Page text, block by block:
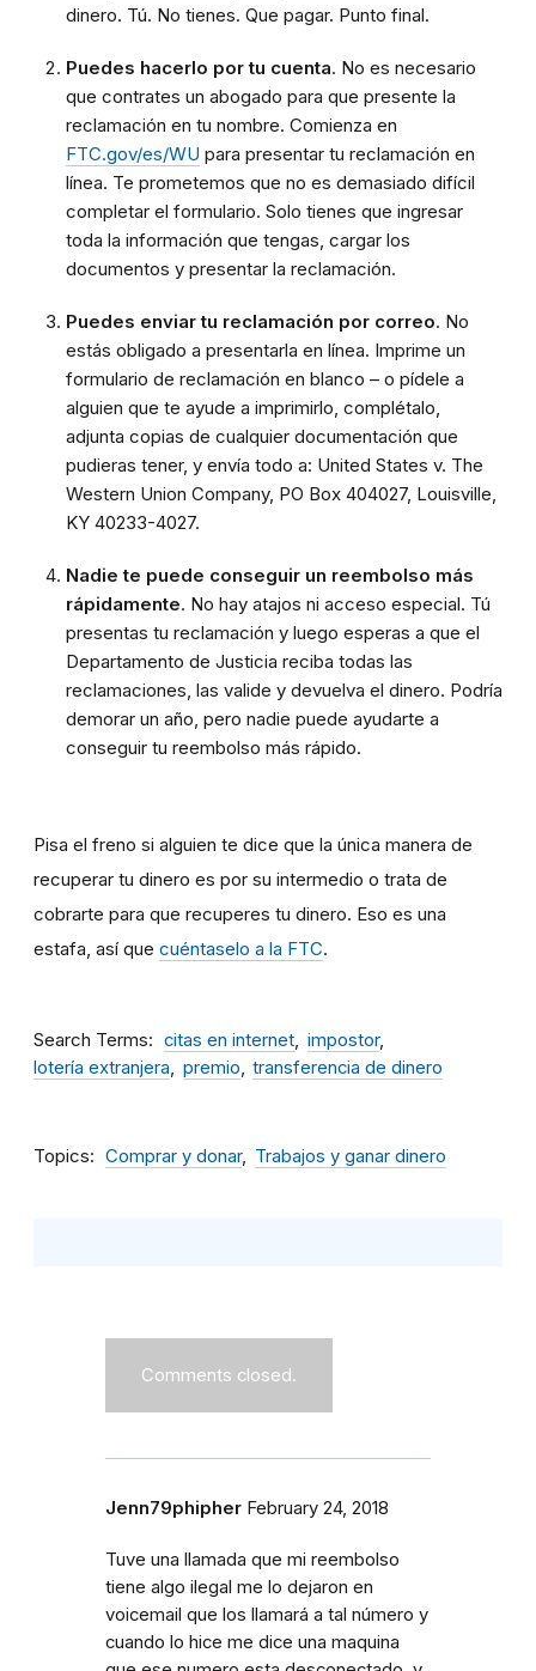
dinero. Tú. No tienes. Que pagar. Punto final.
Puedes hacerlo por tu cuenta. No es necesario
que contrates un abogado para que presente la
reclamación en tu nombre. Comienza en
FTC.gov/es/WU para presentar tu reclamación en
línea. Te prometemos que no es demasiado difícil
completar el formulario. Solo tienes que ingresar
toda la información que tengas, cargar los
documentos y presentar la reclamación.
Puedes enviar tu reclamación por correo. No
estás obligado a presentarla en línea. Imprime un
formulario de reclamación en blanco – o pídele a
alguien que te ayude a imprimirlo, complétalo,
adjunta copias de cualquier documentación que
pudieras tener, y envía todo a: United States v. The
Western Union Company, PO Box 404027, Louisville,
KY 40233-4027.
Nadie te puede conseguir un reembolso más
rápidamente. No hay atajos ni acceso especial. Tú
presentas tu reclamación y luego esperas a que el
Departamento de Justicia reciba todas las
reclamaciones, las valide y devuelva el dinero. Podría
demorar un año, pero nadie puede ayudarte a
conseguir tu reembolso más rápido.
Pisa el freno si alguien te dice que la única manera de
recuperar tu dinero es por su intermedio o trata de
cobrarte para que recuperes tu dinero. Eso es una
estafa, así que cuéntaselo a la FTC.
Search Terms citas en internet
impostor
lotería extranjera
premio transferencia de dinero
Topics Comprar y donar Trabajos y ganar dinero
Comments closed.
Jenn79phipher February 24, 2018
Tuve una llamada que mi reembolso
tiene algo ilegal me lo dejaron en
voicemail que los llamará a tal número y
cuando lo hice me dice una maquina